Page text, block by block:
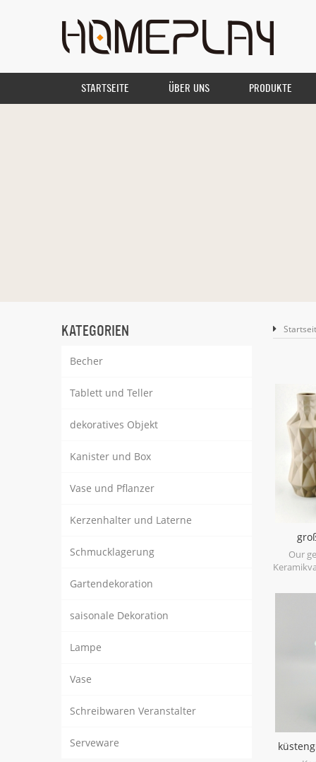
STARTSEITE ÜBER UNS PRODUKTE
KATEGORIEN
Becher
Tablett und Teller
dekoratives Objekt
Kanister und Box
Vase und Pflanzer
Kerzenhalter und Laterne
Schmucklagerung
Gartendekoration
saisonale Dekoration
Lampe
Vase
Schreibwaren Veranstalter
Serveware
Our